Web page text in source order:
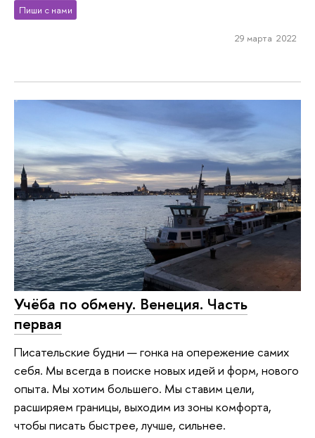
Пиши с нами
29 марта 2022
Учёба по обмену. Венеция. Часть
первая
Писательские будни — гонка на опережение самих
себя. Мы всегда в поиске новых идей и форм, нового
опыта. Мы хотим большего. Мы ставим цели,
расширяем границы, выходим из зоны комфорта,
чтобы писать быстрее, лучше, сильнее.